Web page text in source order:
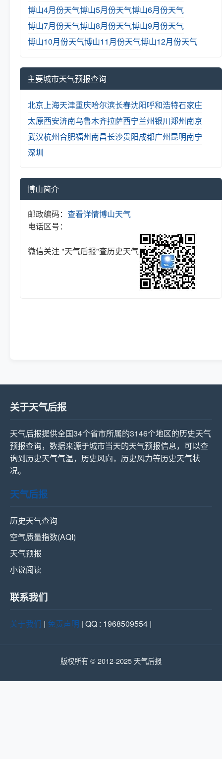
博山4月份天气博山5月份天气博山6月份天气
博山7月份天气博山8月份天气博山9月份天气
博山10月份天气博山11月份天气博山12月份天气
主要城市天气预报查询
北京 上海天津重庆哈尔滨长春沈阳呼和浩特石家庄
太原西安济南乌鲁木齐拉萨西宁兰州银川郑州南京
武汉杭州合肥福州南昌长沙贵阳成都广州昆明南宁
深圳
博山简介
邮政编码：
电话区号：
查看详情博山天气
微信关注 "天气后报"查历史天气
关于天气后报
天气后报提供全国34个省市所属的3146个地区的历史天气
预报查询，数据来源于城市当天的天气预报信息，可以查
询到历史天气气温，历史风向，历史风力等历史天气状
况。
天气后报
历史天气查询
空气质量指数(AQI)
天气预报
小说阅读
联系我们
关于我们 | 免责声明 | QQ : 1968509554 |
版权所有 © 2012-2025 天气后报